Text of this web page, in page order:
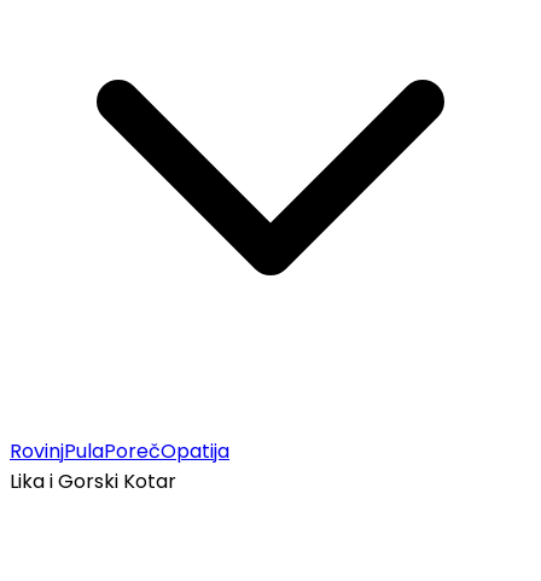
RovinjPulaPorečOpatija
Lika i Gorski Kotar